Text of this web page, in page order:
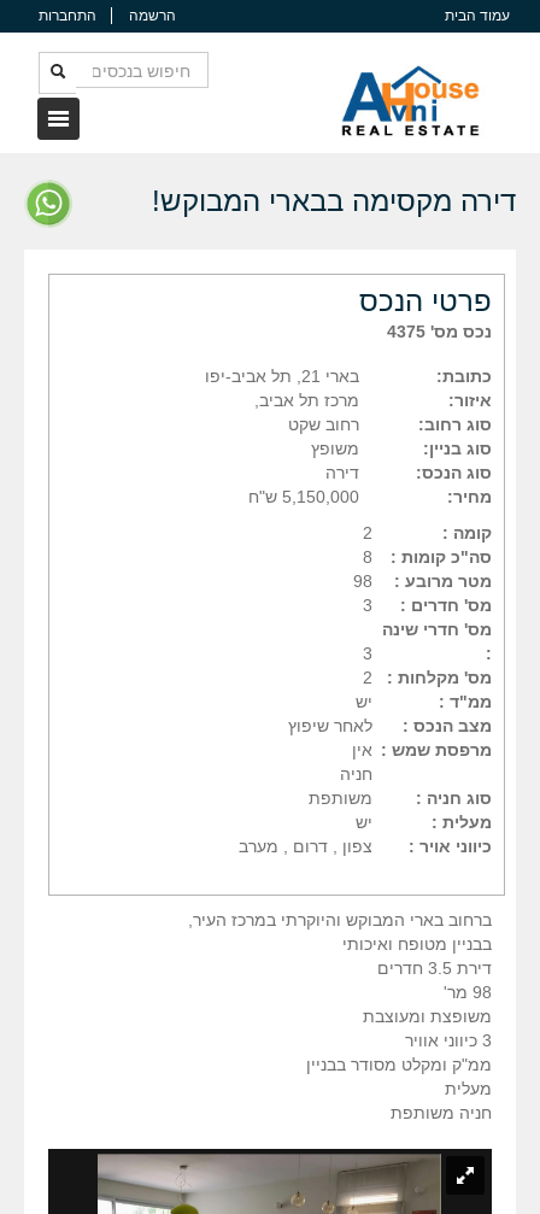
עמוד הבית התחברות הרשמה
דירה מקסימה בבארי המבוקש!
פרטי הנכס
נכס מס' 4375
כתובת:
בארי 21, תל אביב-יפו
איזור:
מרכז תל אביב,
סוג רחוב:
רחוב שקט
סוג בניין:
משופץ
סוג הנכס:
דירה
מחיר:
5,150,000 ש"ח
קומה :
2
סה"כ קומות :
8
מטר מרובע :
98
מס' חדרים :
3
מס' חדרי שינה
:
3
מס' מקלחות :
2
ממ"ד :
יש
מצב הנכס :
לאחר שיפוץ
מרפסת שמש : אין
סוג חניה :
חניה
משותפת
מעלית :
יש
כיווני אויר :
צפון , דרום , מערב
ברחוב בארי המבוקש והיוקרתי במרכז העיר,
בבניין מטופח ואיכותי
דירת 3.5 חדרים
98 מר'
משופצת ומעוצבת
3 כיווני אוויר
ממ"ק ומקלט מסודר בבניין
מעלית
חניה משותפת